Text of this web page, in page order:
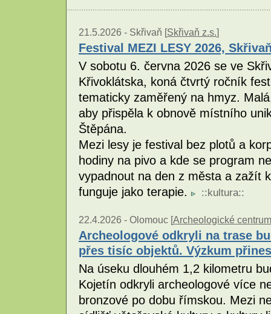
21.5.2026 - Skřivaň [Skřivaň z.s.]
Festival MEZI LESY 2026,
V sobotu 6. června 2026 se ve
Křivoklátska, koná čtvrtý ročník
tematicky zaměřený na hmyz.
aby přispěla k obnově místního
Štěpána.
Mezi lesy je festival bez plotů a
hodiny na pivo a kde se program
vypadnout na den z města a zažít
funguje jako terapie.
::kultura::
22.4.2026 - Olomouc [Archeologické
Archeologové odkryli na trase
přes tisíc objektů. Výzkum
Na úseku dlouhém 1,2 kilometru
Kojetín odkryli archeologové více
bronzové po dobu římskou. Mezi